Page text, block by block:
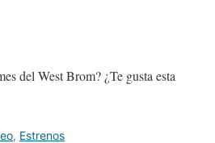
del West Brom? ¿Te gusta esta
, Estrenos